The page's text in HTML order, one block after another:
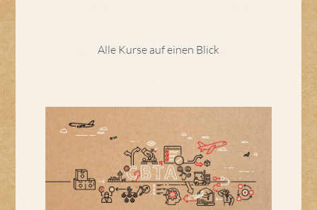
Alle Kurse auf einen Blick